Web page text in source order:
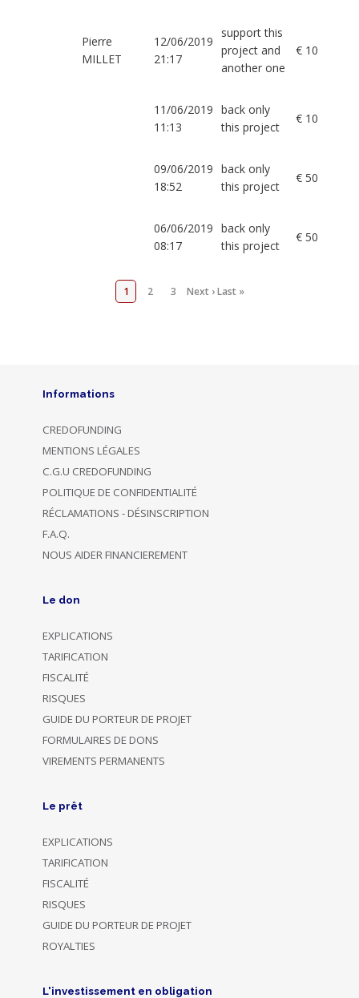
Pierre
MILLET
12/06/2019
21:17
support this
project and
another one
€ 10
11/06/2019
11:13
back only
this project
€ 10
09/06/2019
18:52
back only
this project
€ 50
06/06/2019
08:17
back only
this project
€ 50
1 2 3 Next › Last »
Informations
CREDOFUNDING
MENTIONS LÉGALES
C.G.U CREDOFUNDING
POLITIQUE DE CONFIDENTIALITÉ
RÉCLAMATIONS - DÉSINSCRIPTION
F.A.Q.
NOUS AIDER FINANCIEREMENT
Le don
EXPLICATIONS
TARIFICATION
FISCALITÉ
RISQUES
GUIDE DU PORTEUR DE PROJET
FORMULAIRES DE DONS
VIREMENTS PERMANENTS
Le prêt
EXPLICATIONS
TARIFICATION
FISCALITÉ
RISQUES
GUIDE DU PORTEUR DE PROJET
ROYALTIES
L'investissement en obligation